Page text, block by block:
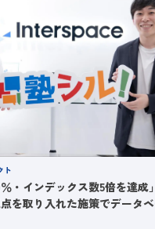
ト
％・インデックス数5倍を達成
を取り入れた施策でデータ